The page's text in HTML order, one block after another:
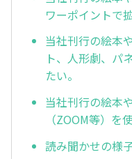
ワーポイントで
当社刊行の絵本
ト、人形劇、パ
たい。
当社刊行の絵本
（ZOOM等）を
読み聞かせの様